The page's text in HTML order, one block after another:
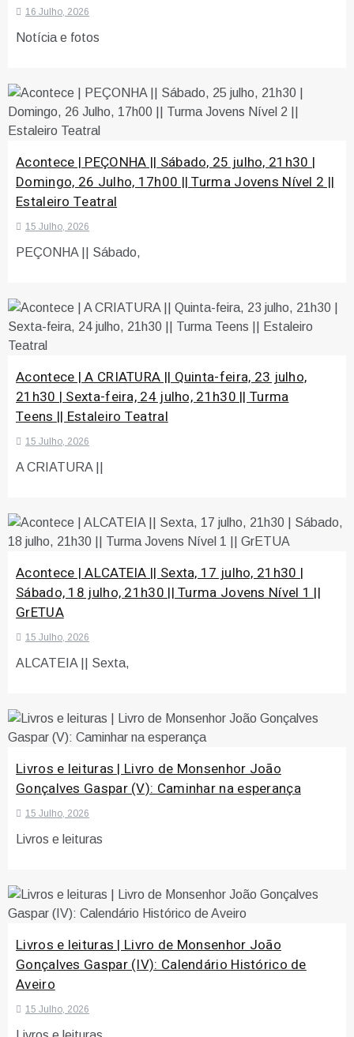
16 Julho, 2026
Notícia e fotos
Acontece | PEÇONHA || Sábado, 25 julho, 21h30 |
Domingo, 26 Julho, 17h00 || Turma Jovens Nível 2 ||
Estaleiro Teatral
15 Julho, 2026
PEÇONHA || Sábado,
Acontece | A CRIATURA || Quinta-feira, 23 julho,
21h30 | Sexta-feira, 24 julho, 21h30 || Turma
Teens || Estaleiro Teatral
15 Julho, 2026
A CRIATURA ||
Acontece | ALCATEIA || Sexta, 17 julho, 21h30 |
Sábado, 18 julho, 21h30 || Turma Jovens Nível 1 ||
GrETUA
15 Julho, 2026
ALCATEIA || Sexta,
Livros e leituras | Livro de Monsenhor João
Gonçalves Gaspar (V): Caminhar na esperança
15 Julho, 2026
Livros e leituras
Livros e leituras | Livro de Monsenhor João
Gonçalves Gaspar (IV): Calendário Histórico de
Aveiro
15 Julho, 2026